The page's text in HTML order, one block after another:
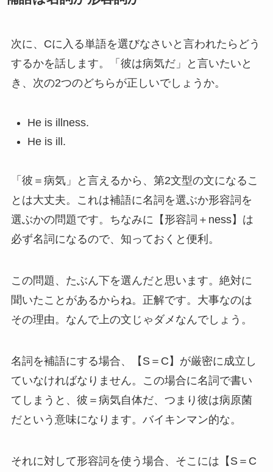
次に、Cに入る単語を選びなさいと言われたらどう
するかを話します。「彼は病気だ」と言いたいと
き、次の2つのどちらが正しいでしょうか。
He is illness.
He is ill.
「彼＝病気」と言えるから、第2文型の文になるこ
とは大丈夫。これは補語に名詞を選ぶか形容詞を
選ぶかの問題です。ちなみに【形容詞＋ness】は
必ず名詞になるので、知っておくと便利。
この問題、たぶん下を選んだと思います。絶対に
聞いたことがあるからね。正解です。大事なのは
その理由。なんで上の文じゃダメなんでしょう。
名詞を補語にする場合、【S＝C】が厳密に成立し
ていなければなりません。この場合に名詞で書い
てしまうと、彼＝病気自体だ、つまり彼は病原菌
だという意味になります。バイキンマン的な。
それに対して形容詞を使う場合、そこには【S＝C